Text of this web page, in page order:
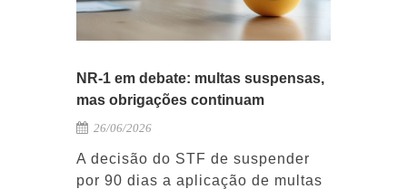
NR-1 em debate: multas suspensas,
mas obrigações continuam
26/06/2026
A decisão do STF de suspender
por 90 dias a aplicação de multas